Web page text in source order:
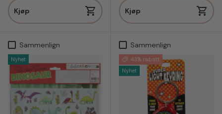
Kjøp Kjøp
Sammenlign
Nyhet
Sammenlign
43% rabatt
Nyhet